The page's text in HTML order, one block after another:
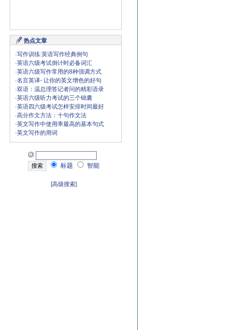
热点文章
·写作训练:英语写作经典例句
·英语六级考试倒计时必备词汇
·英语六级写作常用的8种强调方式
·名言英译- 让你的英文增色的好句
·双语：温总理答记者问的精彩语录
·英语六级听力考试的三个锦囊
·英语四六级考试怎样安排时间最好
·高分作文方法：十句作文法
·英文写作中使用率最高的基本句式
·英文写作的用词
标题 智能
[高级搜索]